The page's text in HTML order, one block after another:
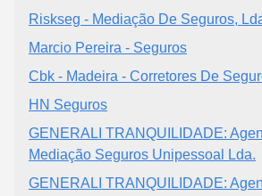
Riskseg - Mediação De Seguros,
Marcio Pereira - Seguros
Cbk - Madeira - Corretores De
HN Seguros
GENERALI TRANQUILIDADE:
Mediação Seguros Unipessoal Lda.
GENERALI TRANQUILIDADE: